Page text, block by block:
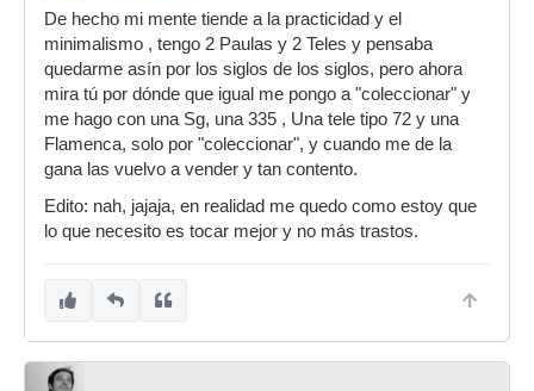
De hecho mi mente tiende a la practicidad y el
minimalismo , tengo 2 Paulas y 2 Teles y pensaba
quedarme asín por los siglos de los siglos, pero ahora
mira tú por dónde que igual me pongo a "coleccionar" y
me hago con una Sg, una 335 , Una tele tipo 72 y una
Flamenca, solo por "coleccionar", y cuando me de la
gana las vuelvo a vender y tan contento.
Edito: nah, jajaja, en realidad me quedo como estoy que
lo que necesito es tocar mejor y no más trastos.